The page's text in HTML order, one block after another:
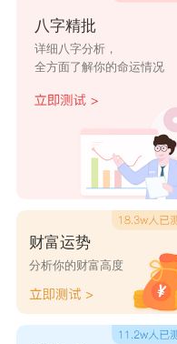
半世倾
尘
局
别无他
苏
旧人不
蔷薇花
开
安
眉目依
落雪倾
城
八字精批
详细八字分析，
全方面了解你的命运情况
财富运势
分析你的财富高度